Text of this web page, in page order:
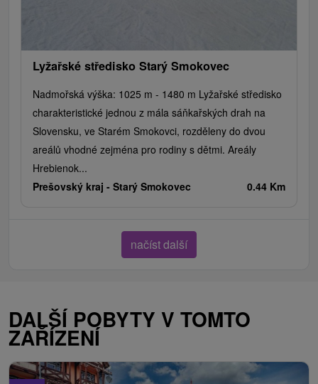
Lyžařské středisko Starý Smokovec
Nadmořská výška: 1025 m - 1480 m Lyžařské středisko
charakteristické jednou z mála sáňkařských drah na
Slovensku, ve Starém Smokovci, rozděleny do dvou
areálů vhodné zejména pro rodiny s dětmi. Areály
Hrebienok...
Prešovský kraj - Starý Smokovec 0.44 Km
načíst další
DALŠÍ POBYTY V TOMTO
ZAŘÍZENÍ